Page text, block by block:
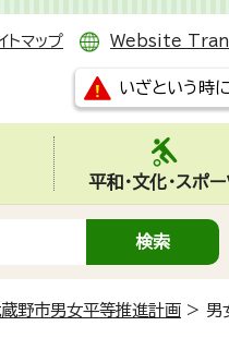
トマップ Website
いざという時に
平和・文化・スポー
野市男女平等推進計画 > 男